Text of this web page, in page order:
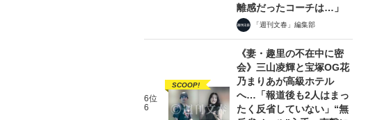
離感だったコーチは…」
「週刊文春」編集部
6位
6
SCOOP!
《妻・趣里の不在中に密
会》三山凌輝と宝塚OG花
乃まりあが高級ホテル
へ…「報道後も2人はまっ
たく反省していない」“無